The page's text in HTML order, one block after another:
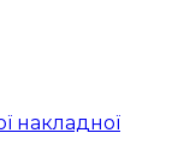
накладної